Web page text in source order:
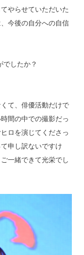
やらせていただいた
今後の自分への自信
でしたか？
て、俳優活動だけで
間の中での撮影だっ
ロを演じてくださっ
申し訳ないですけ
一緒できて光栄でし